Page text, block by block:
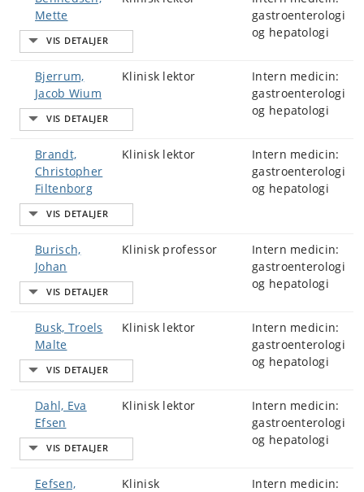
Mette
gastroenterologi
og hepatologi
Bjerrum,
Jacob Wium
Klinisk lektor
Intern medicin:
gastroenterologi
og hepatologi
Brandt,
Christopher
Filtenborg
Klinisk lektor
Intern medicin:
gastroenterologi
og hepatologi
Burisch,
Johan
Klinisk professor
Intern medicin:
gastroenterologi
og hepatologi
Busk, Troels
Malte
Klinisk lektor
Intern medicin:
gastroenterologi
og hepatologi
Dahl, Eva
Efsen
Klinisk lektor
Intern medicin:
gastroenterologi
og hepatologi
Eefsen,
Klinisk
Intern medicin: